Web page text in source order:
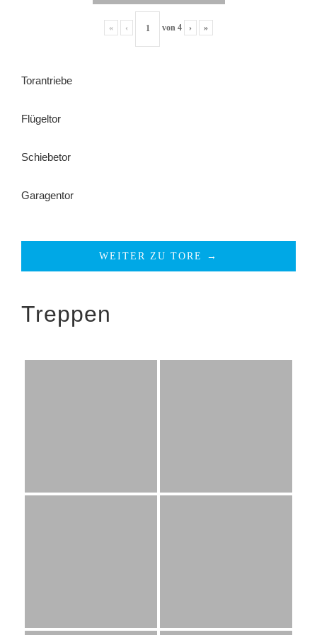
« ‹ von 4 › »
Torantriebe
Flügeltor
Schiebetor
Garagentor
WEITER ZU TORE →
Treppen